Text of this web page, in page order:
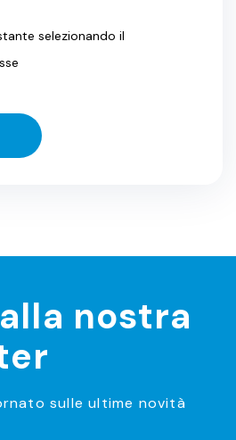
selezionando il
nostra
sulle ultime novità